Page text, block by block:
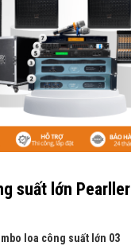
suất lớn Pearller
loa công suất lớn 03